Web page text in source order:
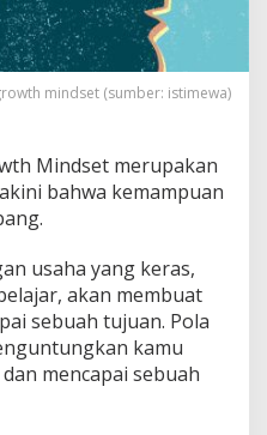
mindset (sumber: istimewa)
Mindset merupakan
bahwa kemampuan
usaha yang keras,
akan membuat
sebuah tujuan. Pola
kamu
mencapai sebuah